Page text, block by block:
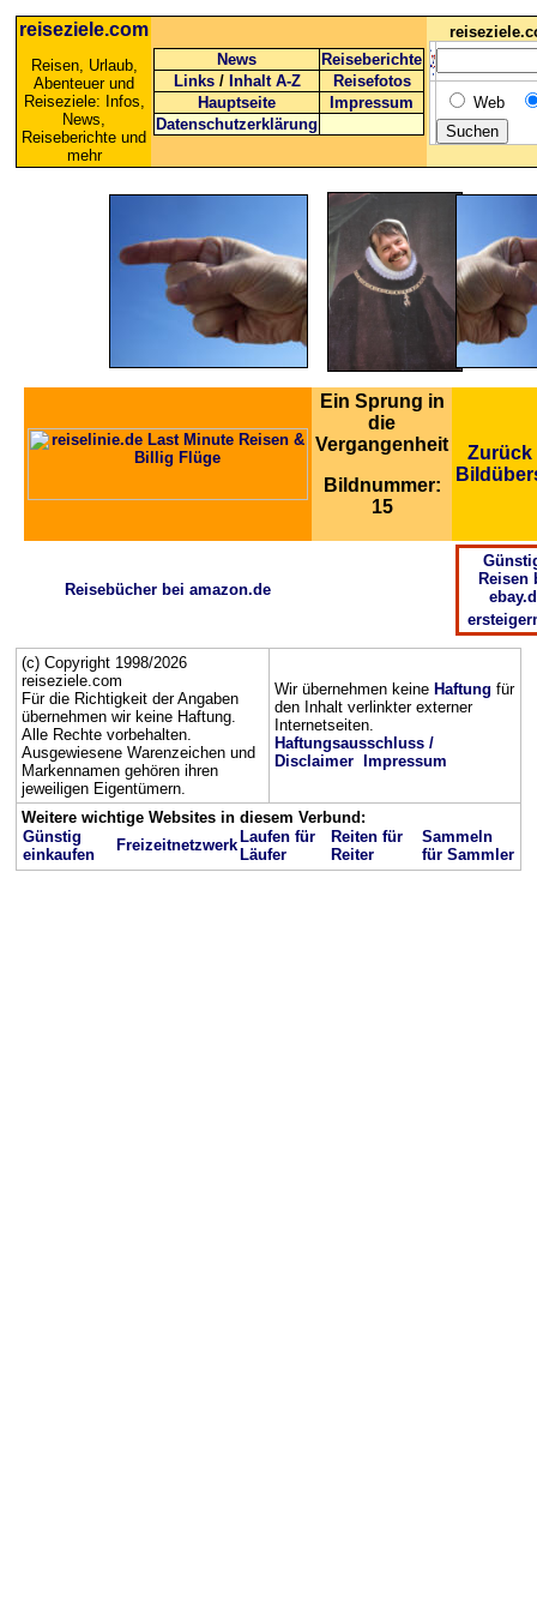
reiseziele.com
Reisen, Urlaub,
Abenteuer und
Reiseziele: Infos,
News,
Reiseberichte und
mehr
News
Reiseberichte
Links / Inhalt A-Z
Reisefotos
Hauptseite
Impressum
Datenschutzerklärung
Web
Ein Sprung in
die
Vergangenheit
Bildnummer:
15
Zurück
Reisebücher bei amazon.de
Reisen
(c) Copyright 1998/2026
reiseziele.com
Für die Richtigkeit der Angaben
übernehmen wir keine Haftung.
Alle Rechte vorbehalten.
Ausgewiesene Warenzeichen und
Markennamen gehören ihren
jeweiligen Eigentümern.
Wir übernehmen keine Haftung für
den Inhalt verlinkter externer
Internetseiten.
Haftungsausschluss /
Disclaimer
Impressum
Weitere wichtige Websites in diesem Verbund:
Günstig
einkaufen
Freizeitnetzwerk Laufen für
Läufer
Reiten für
Reiter
Sammeln
für Sammler